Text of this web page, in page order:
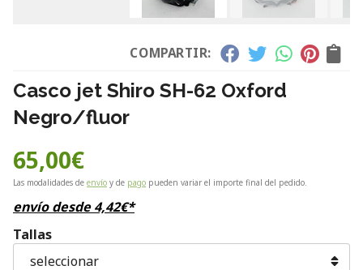
COMPARTIR:
Casco jet Shiro SH-62 Oxford
Negro/fluor
65,00€
Las modalidades de envío y de pago pueden variar el importe final del pedido.
envío desde4,42€*
Tallas